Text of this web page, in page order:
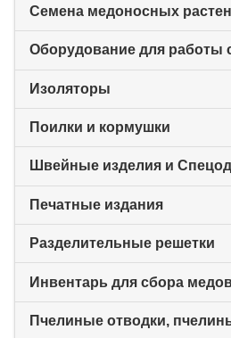
Семена медоносных
Оборудование для работы
Изоляторы
Поилки и кормушки
Швейные изделия и
Печатные издания
Разделительные решетки
Инвентарь для сбора